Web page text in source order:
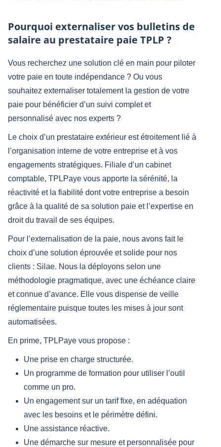
Pourquoi externaliser vos bulletins de
salaire au prestataire paie TPLP ?
Vous recherchez une solution clé en main pour piloter
votre paie en toute indépendance ? Ou vous
souhaitez externaliser totalement la gestion de votre
paie pour bénéficier d’un suivi complet et
personnalisé avec nos experts ?
Le choix d’un prestataire extérieur est étroitement lié à
l’organisation interne de votre entreprise et à vos
engagements stratégiques. Filiale d’un cabinet
comptable, TPLPaye vous apporte la sérénité, la
réactivité et la fiabilité dont votre entreprise a besoin
grâce à la qualité de sa solution paie et l’expertise en
droit du travail de ses équipes.
Pour l’externalisation de la paie, nous avons fait le
choix d’une solution éprouvée et solide pour nos
clients : Silae. Nous la déployons selon une
méthodologie pragmatique, avec une échéance claire
et connue d’avance. Elle vous dispense de veille
réglementaire puisque toutes les mises à jour sont
automatisées.
En prime, TPLPaye vous propose :
Une prise en charge structurée.
Un programme de formation pour utiliser l’outil
comme un pro.
Un engagement sur un tarif fixe, en adéquation
avec les besoins et le périmètre défini.
Une assistance réactive.
Une démarche sur mesure et personnalisée pour